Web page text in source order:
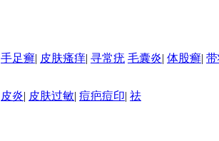
手足癣| 皮肤瘙痒| 寻常疣 毛囊炎| 体股癣|
皮炎| 皮肤过敏| 痘疤痘印| 祛